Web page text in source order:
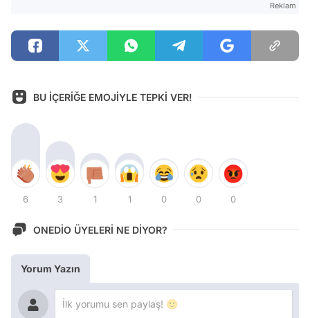
Reklam
BU İÇERİĞE EMOJİYLE TEPKİ VER!
6 3 1 1 0 0 0
ONEDİO ÜYELERİ NE DİYOR?
Yorum Yazın